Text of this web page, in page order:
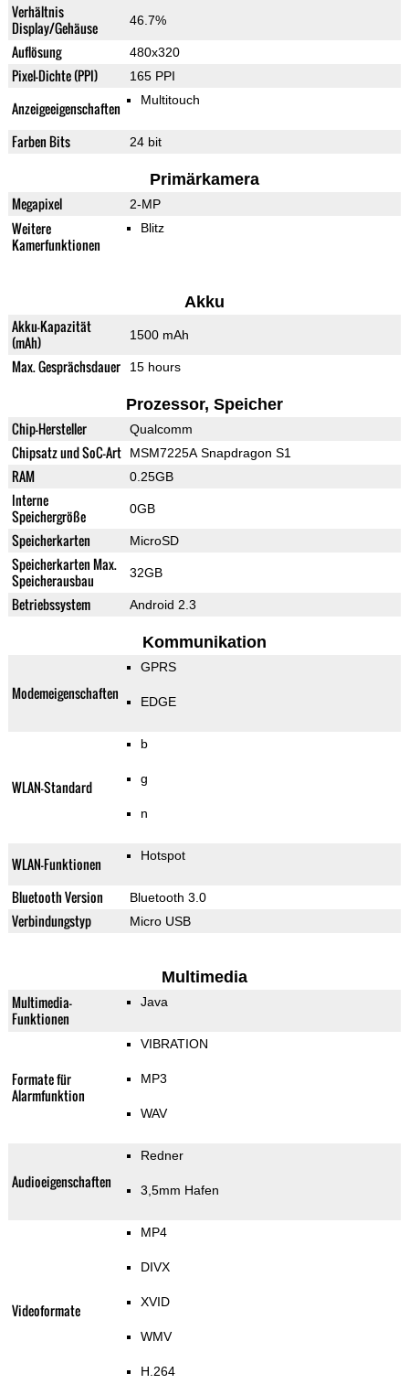
Verhältnis
Display/Gehäuse
46.7%
Auflösung 480x320
Pixel-Dichte (PPI) 165 PPI
Anzeigeeigenschaften Multitouch
Farben Bits 24 bit
Primärkamera
Megapixel 2-MP
Weitere
Kamerfunktionen
Blitz
Akku
Akku-Kapazität
(mAh)
1500 mAh
Max. Gesprächsdauer 15 hours
Prozessor, Speicher
Chip-Hersteller Qualcomm
Chipsatz und SoC-Art MSM7225A Snapdragon S1
RAM 0.25GB
Interne
Speichergröße
0GB
Speicherkarten MicroSD
Speicherkarten Max.
Speicherausbau
32GB
Betriebssystem Android 2.3
Kommunikation
Modemeigenschaften
GPRS
EDGE
WLAN-Standard
b
g
n
WLAN-Funktionen Hotspot
Bluetooth Version Bluetooth 3.0
Verbindungstyp Micro USB
Multimedia
Multimedia-
Funktionen
Java
Formate für
Alarmfunktion
VIBRATION
MP3
WAV
Audioeigenschaften
Redner
3,5mm Hafen
Videoformate
MP4
DIVX
XVID
WMV
H.264